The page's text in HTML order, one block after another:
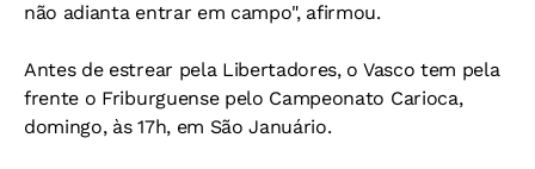
não adianta entrar em campo", afirmou.
Antes de estrear pela Libertadores, o Vasco tem pela
frente o Friburguense pelo Campeonato Carioca,
domingo, às 17h, em São Januário.